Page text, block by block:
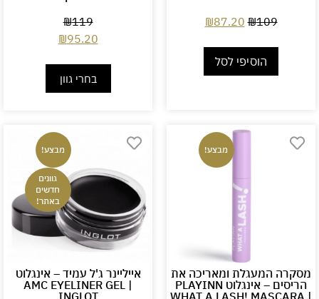
₪109
₪87.20
הוסיפי לסל
₪119
₪95.20
בחרי גוון
מבצע!
מסקרה המעגלת ומאריכה את
הריסים – אינגלוט PLAYINN
WHAT A LASH! MASCARA |
מבצע!
גוונים
חדשים
באתר!
אייליינר ג'ל עמיד – אינגלוט
AMC EYELINER GEL |
INGLOT